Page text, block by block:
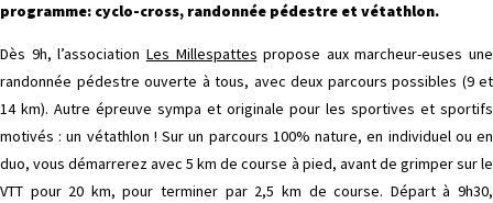
programme: cyclo-cross, randonnée pédestre et vétathlon.
Dès 9h, l’association Les Millespattes propose aux marcheur-euses une
randonnée pédestre ouverte à tous, avec deux parcours possibles (9 et
14 km). Autre épreuve sympa et originale pour les sportives et sportifs
motivés : un vétathlon ! Sur un parcours 100% nature, en individuel ou en
duo, vous démarrerez avec 5 km de course à pied, avant de grimper sur le
VTT pour 20 km, pour terminer par 2,5 km de course. Départ à 9h30,